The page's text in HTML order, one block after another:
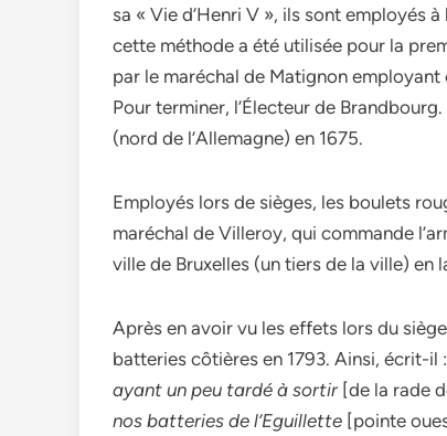
sa « Vie d’Henri V », ils sont employés
cette méthode a été utilisée pour la
par le maréchal de Matignon
Pour terminer, l’Électeur de
(nord de l’Allemagne) en 1675.
Employés lors de sièges, les boulets
maréchal de Villeroy, qui commande
ville de Bruxelles (un tiers de la ville)
Après en avoir vu les effets lors du
batteries côtières en 1793. Ainsi, écrit-il
ayant un peu tardé à sortir [de la rade
nos batteries de l’Eguillette [pointe